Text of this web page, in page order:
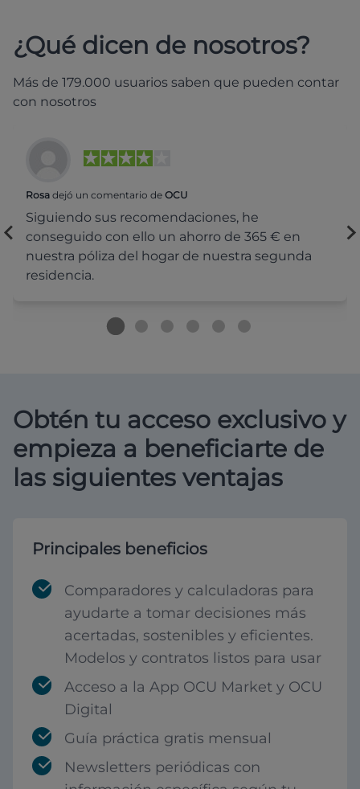
¿Qué dicen de nosotros?
Más de 179.000 usuarios saben que pueden contar
con nosotros
Rosa dejó un comentario de OCU
Siguiendo sus recomendaciones, he
conseguido con ello un ahorro de 365 € en
nuestra póliza del hogar de nuestra segunda
residencia.
Obtén tu acceso exclusivo y
empieza a beneficiarte de
las siguientes ventajas
Principales beneficios
Comparadores y calculadoras para
ayudarte a tomar decisiones más
acertadas, sostenibles y eficientes.
Modelos y contratos listos para usar
Acceso a la App OCU Market y OCU
Digital
Guía práctica gratis mensual
Newsletters periódicas con